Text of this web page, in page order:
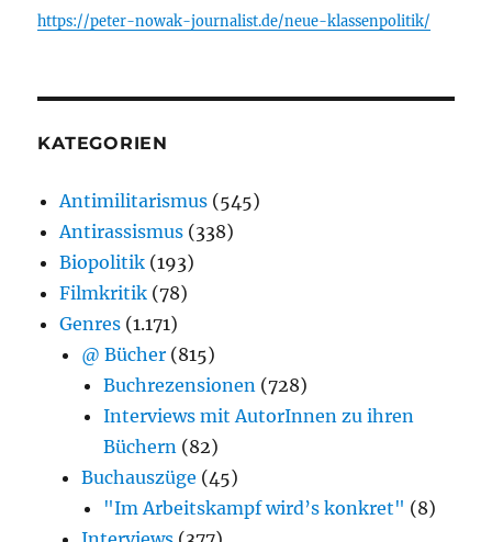
https://peter-nowak-journalist.de/neue-klassenpolitik/
KATEGORIEN
Antimilitarismus (545)
Antirassismus (338)
Biopolitik (193)
Filmkritik (78)
Genres (1.171)
@ Bücher (815)
Buchrezensionen (728)
Interviews mit AutorInnen zu ihren
Büchern (82)
Buchauszüge (45)
"Im Arbeitskampf wird’s konkret" (8)